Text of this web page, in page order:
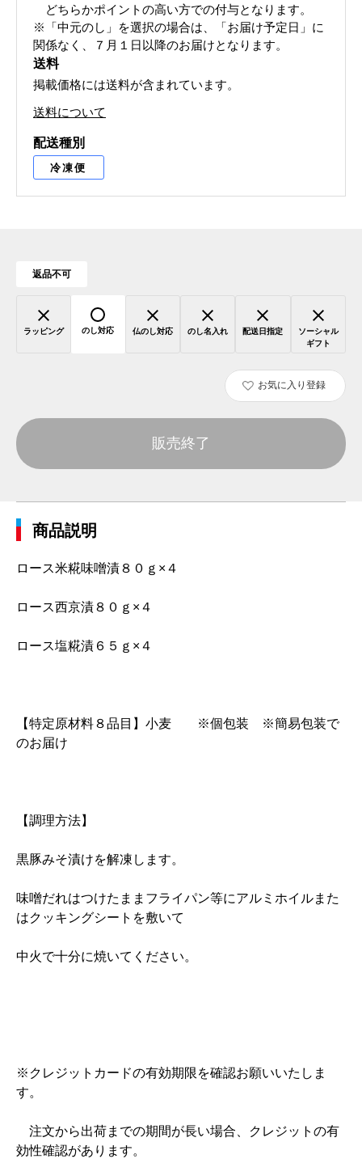
どちらかポイントの高い方での付与となります。
※「中元のし」を選択の場合は、「お届け予定日」に
関係なく、７月１日以降のお届けとなります。
送料
掲載価格には送料が含まれています。
送料について
配送種別
冷凍便
返品不可
ラッピング のし対応 仏のし対応 のし名入れ 配送日指定
ソーシャル
ギフト
お気に入り登録
販売終了
商品説明
ロース米糀味噌漬８０ｇ×４
ロース西京漬８０ｇ×４
ロース塩糀漬６５ｇ×４
【特定原材料８品目】小麦 ※個包装 ※簡易包装で
のお届け
【調理方法】
黒豚みそ漬けを解凍します。
味噌だれはつけたままフライパン等にアルミホイルまた
はクッキングシートを敷いて
中火で十分に焼いてください。
※クレジットカードの有効期限を確認お願いいたしま
す。
注文から出荷までの期間が長い場合、クレジットの有
効性確認があります。